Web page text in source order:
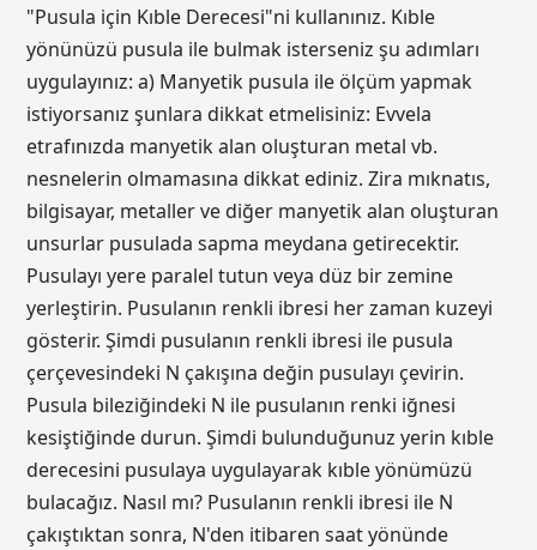
"Pusula için Kıble Derecesi"ni kullanınız. Kıble
yönünüzü pusula ile bulmak isterseniz şu adımları
uygulayınız: a) Manyetik pusula ile ölçüm yapmak
istiyorsanız şunlara dikkat etmelisiniz: Evvela
etrafınızda manyetik alan oluşturan metal vb.
nesnelerin olmamasına dikkat ediniz. Zira mıknatıs,
bilgisayar, metaller ve diğer manyetik alan oluşturan
unsurlar pusulada sapma meydana getirecektir.
Pusulayı yere paralel tutun veya düz bir zemine
yerleştirin. Pusulanın renkli ibresi her zaman kuzeyi
gösterir. Şimdi pusulanın renkli ibresi ile pusula
çerçevesindeki N çakışına değin pusulayı çevirin.
Pusula bileziğindeki N ile pusulanın renki iğnesi
kesiştiğinde durun. Şimdi bulunduğunuz yerin kıble
derecesini pusulaya uygulayarak kıble yönümüzü
bulacağız. Nasıl mı? Pusulanın renkli ibresi ile N
çakıştıktan sonra, N'den itibaren saat yönünde